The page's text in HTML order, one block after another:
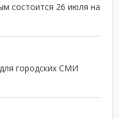
состоится 26 июля на
городских СМИ